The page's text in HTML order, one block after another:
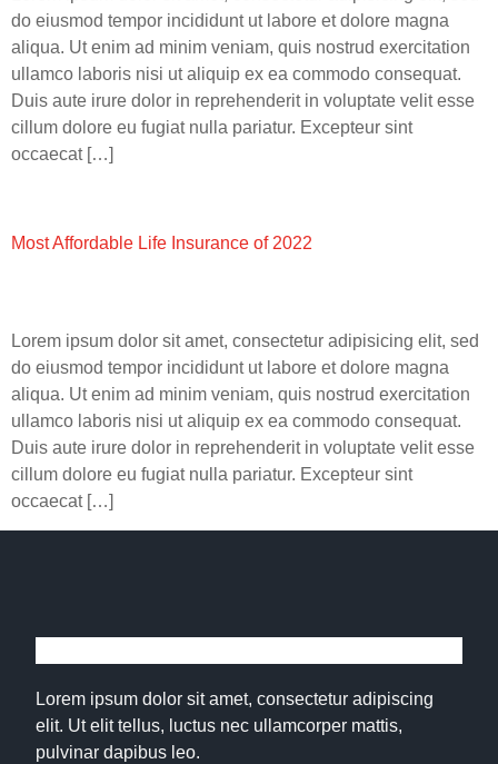
do eiusmod tempor incididunt ut labore et dolore magna
aliqua. Ut enim ad minim veniam, quis nostrud exercitation
ullamco laboris nisi ut aliquip ex ea commodo consequat.
Duis aute irure dolor in reprehenderit in voluptate velit esse
cillum dolore eu fugiat nulla pariatur. Excepteur sint
occaecat […]
Most Affordable Life Insurance of 2022
Lorem ipsum dolor sit amet, consectetur adipisicing elit, sed
do eiusmod tempor incididunt ut labore et dolore magna
aliqua. Ut enim ad minim veniam, quis nostrud exercitation
ullamco laboris nisi ut aliquip ex ea commodo consequat.
Duis aute irure dolor in reprehenderit in voluptate velit esse
cillum dolore eu fugiat nulla pariatur. Excepteur sint
occaecat […]
Lorem ipsum dolor sit amet, consectetur adipiscing
elit. Ut elit tellus, luctus nec ullamcorper mattis,
pulvinar dapibus leo.